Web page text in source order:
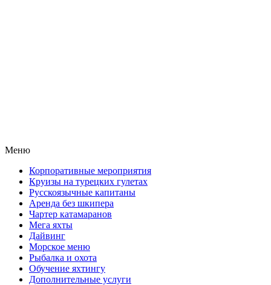
Меню
Корпоративные мероприятия
Круизы на турецких гулетах
Русскоязычные капитаны
Аренда без шкипера
Чартер катамаранов
Мега яхты
Дайвинг
Морское меню
Рыбалка и охота
Обучение яхтингу
Дополнительные услуги